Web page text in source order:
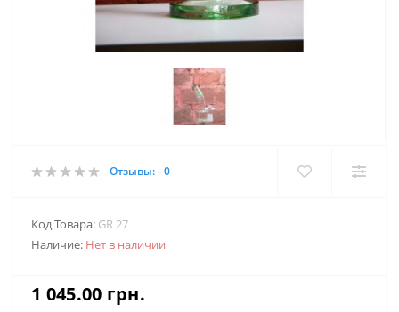
Отзывы: - 0
Код Товара: GR 27
Наличие: Нет в наличии
1 045.00 грн.